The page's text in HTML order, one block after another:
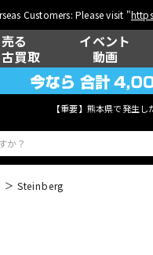
Customers: Please visit "
売る
買取
イベント
動画
【重要】熊本県で発生
Steinberg